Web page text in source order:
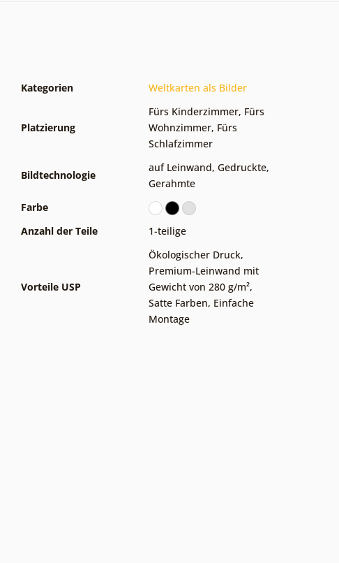
Kategorien Weltkarten als Bilder
Platzierung
Fürs Kinderzimmer, Fürs
Wohnzimmer, Fürs
Schlafzimmer
Bildtechnologie
auf Leinwand, Gedruckte,
Gerahmte
Farbe
Anzahl der Teile
1-teilige
Vorteile USP
Ökologischer Druck,
Premium-Leinwand mit
Gewicht von 280 g/m²,
Satte Farben, Einfache
Montage